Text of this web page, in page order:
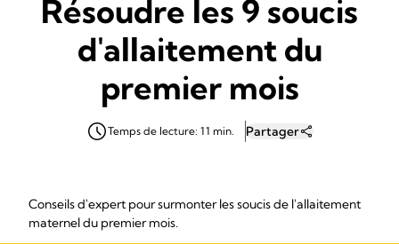
Résoudre les 9 soucis
d'allaitement du
premier mois
Temps de lecture: 11 min. Partager
Conseils d'expert pour surmonter les soucis de l'allaitement
maternel du premier mois.